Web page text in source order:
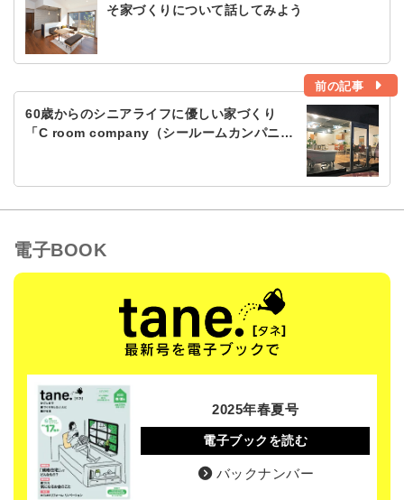
そ家づくりについて話してみよう
前の記事
60歳からのシニアライフに優しい家づくり
「C room company（シールームカンパニ…
電子BOOK
2025年春夏号
電子ブックを読む
バックナンバー